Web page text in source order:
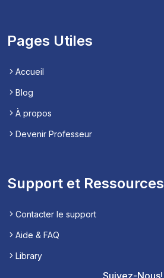
Pages Utiles
Accueil
Blog
À propos
Devenir Professeur
Support et Ressources
Contacter le support
Aide & FAQ
Library
Suivez-Nous!